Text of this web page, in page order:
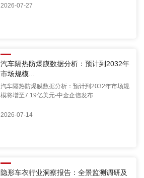
2026-07-27
汽车隔热防爆膜数据分析：预计到2032年
市场规模...
汽车隔热防爆膜数据分析：预计到2032年市场规
模将增至7.19亿美元-中金企信发布
2026-07-14
隐形车衣行业洞察报告：全景监测调研及